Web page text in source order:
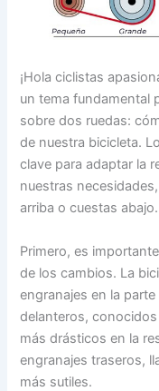
¡Hola ciclistas
un tema fundamental
sobre dos ruedas:
de nuestra bicicleta.
clave para adaptar la
nuestras
arriba o cuestas abajo.
Primero, es
de los cambios. La
engranajes en la
delanteros,
más drásticos en la
engranajes traseros,
más sutiles.